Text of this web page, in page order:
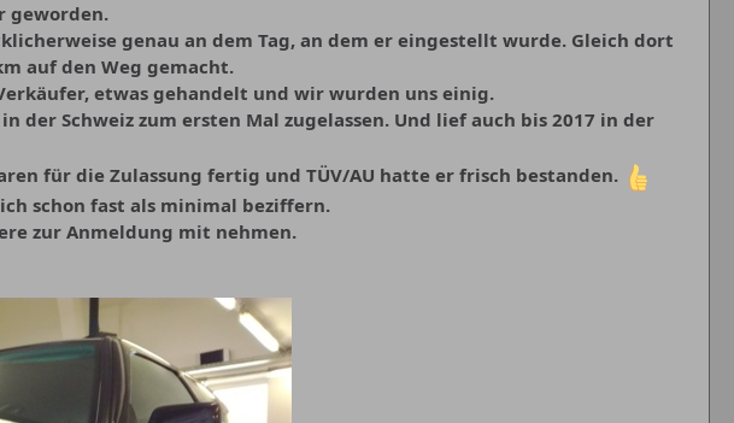
geworden.
genau an dem Tag, an dem er eingestellt wurde. Gleich dort
auf den Weg gemacht.
etwas gehandelt und wir wurden uns einig.
der Schweiz zum ersten Mal zugelassen. Und lief auch bis 2017 in der
für die Zulassung fertig und TÜV/AU hatte er frisch bestanden.
schon fast als minimal beziffern.
zur Anmeldung mit nehmen.